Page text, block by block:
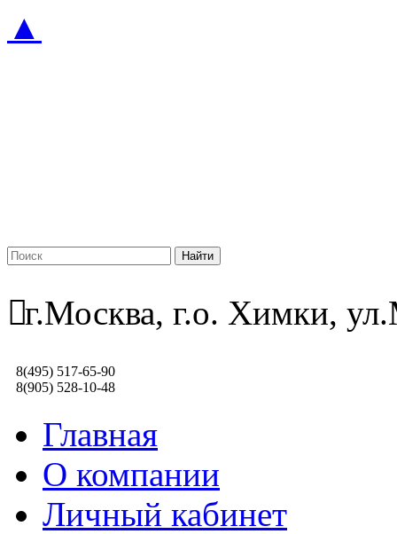
▲
г.Москва, г.о. Химки,
8(495) 517-65-90
8(905) 528-10-48
Главная
О компании
Личный кабинет